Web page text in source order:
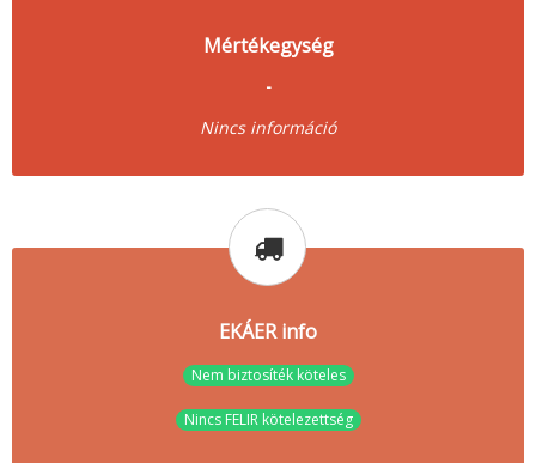
Mértékegység
-
Nincs információ
EKÁER info
Nem biztosíték köteles
Nincs FELIR kötelezettség